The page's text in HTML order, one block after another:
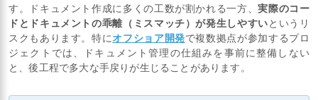
す。ドキュメント作成に多くの工数が割かれる一方、実際のコー
ドとドキュメントの乖離（ミスマッチ）が発生しやすいというリ
スクもあります。特にオフショア開発で複数拠点が参加するプロ
ジェクトでは、ドキュメント管理の仕組みを事前に整備しない
と、後工程で多大な手戻りが生じることがあります。